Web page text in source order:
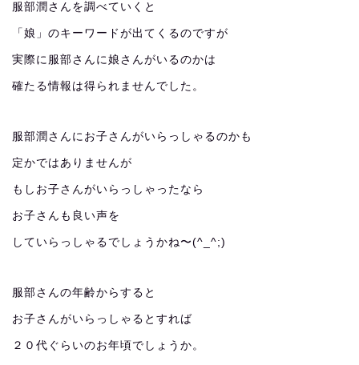
服部潤さんを調べていくと
「娘」のキーワードが出てくるのですが
実際に服部さんに娘さんがいるのかは
確たる情報は得られませんでした。
服部潤さんにお子さんがいらっしゃるのかも
定かではありませんが
もしお子さんがいらっしゃったなら
お子さんも良い声を
していらっしゃるでしょうかね〜(^_^;)
服部さんの年齢からすると
お子さんがいらっしゃるとすれば
２０代ぐらいのお年頃でしょうか。